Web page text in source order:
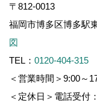
〒812-0013
福岡市博多区博多駅
図
TEL： 0120-404-315
＜営業時間＞9:00～
＜定休日＞電話受付